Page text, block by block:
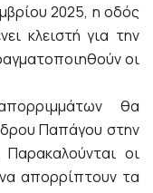
2025, η οδός
κλειστή για την
οι
θα
Παπάγου στην
οι
απορρίπτουν τα